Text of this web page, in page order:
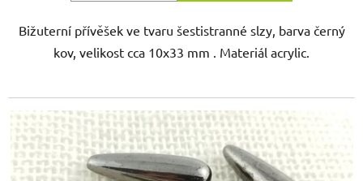
Bižuterní přívěšek ve tvaru šestistranné slzy, barva černý
kov, velikost cca 10x33 mm . Materiál acrylic.